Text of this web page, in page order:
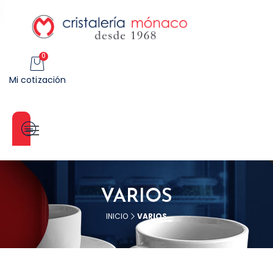
0
Mi cotización
Categorías
VARIOS
INICIO VARIOS